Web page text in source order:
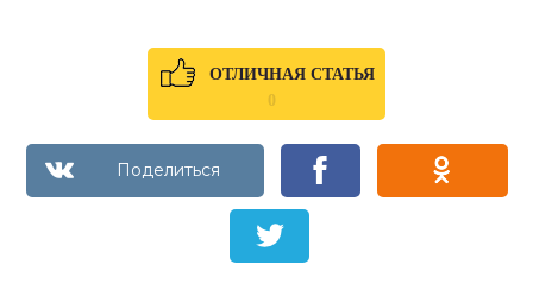
ОТЛИЧНАЯ СТАТЬЯ
0